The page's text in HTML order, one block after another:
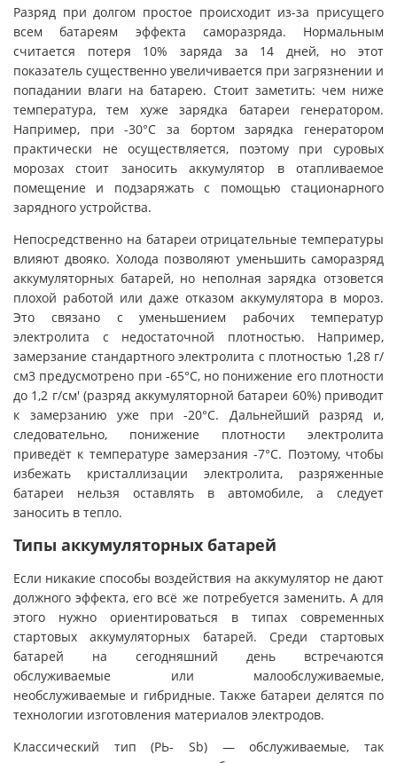
Разряд при долгом простое происходит из-за присущего
всем батареям эффекта саморазряда. Нормальным
считается потеря 10% заряда за 14 дней, но этот
показатель существенно увеличивается при загрязнении и
попадании влаги на батарею. Стоит заметить: чем ниже
температура, тем хуже зарядка батареи генератором.
Например, при -30°С за бортом зарядка генератором
практически не осуществляется, поэтому при суровых
морозах стоит заносить аккумулятор в отапливаемое
помещение и подзаряжать с помощью стационарного
зарядного устройства.
Непосредственно на батареи отрицательные температуры
влияют двояко. Холода позволяют уменьшить саморазряд
аккумуляторных батарей, но неполная зарядка отзовется
плохой работой или даже отказом аккумулятора в мороз.
Это связано с уменьшением рабочих температур
электролита с недостаточной плотностью. Например,
замерзание стандартного электролита с плотностью 1,28 г/
см3 предусмотрено при -65°С, но понижение его плотности
до 1,2 г/см' (разряд аккумуляторной батареи 60%) приводит
к замерзанию уже при -20°С. Дальнейший разряд и,
следовательно, понижение плотности электролита
приведёт к температуре замерзания -7°С. Поэтому, чтобы
избежать кристаллизации электролита, разряженные
батареи нельзя оставлять в автомобиле, а следует
заносить в тепло.
Типы аккумуляторных батарей
Если никакие способы воздействия на аккумулятор не дают
должного эффекта, его всё же потребуется заменить. А для
этого нужно ориентироваться в типах современных
стартовых аккумуляторных батарей. Среди стартовых
батарей на сегодняшний день встречаются
обслуживаемые или малообслуживаемые,
необслуживаемые и гибридные. Также батареи делятся по
технологии изготовления материалов электродов.
Классический тип (РЬ- Sb) — обслуживаемые, так